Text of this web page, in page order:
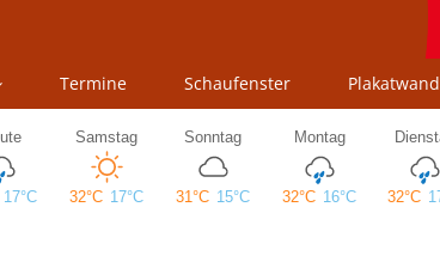
Termine Schaufenster Plakatwand